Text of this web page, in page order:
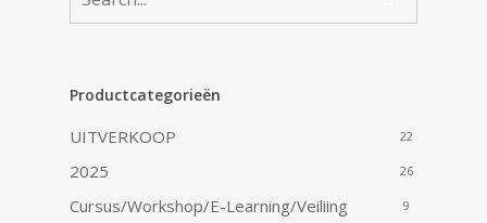
Productcategorieën
UITVERKOOP 22
2025 26
Cursus/Workshop/E-Learning/Veiliing 9